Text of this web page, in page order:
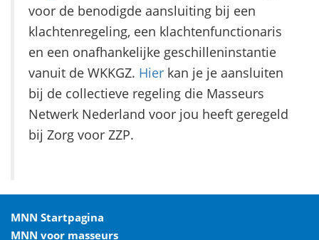
voor de benodigde aansluiting bij een
klachtenregeling, een klachtenfunctionaris
en een onafhankelijke geschilleninstantie
vanuit de WKKGZ. Hier kan je je aansluiten
bij de collectieve regeling die Masseurs
Netwerk Nederland voor jou heeft geregeld
bij Zorg voor ZZP.
MNN Startpagina
MNN voor masseurs